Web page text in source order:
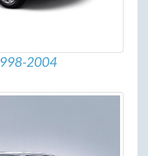
2004